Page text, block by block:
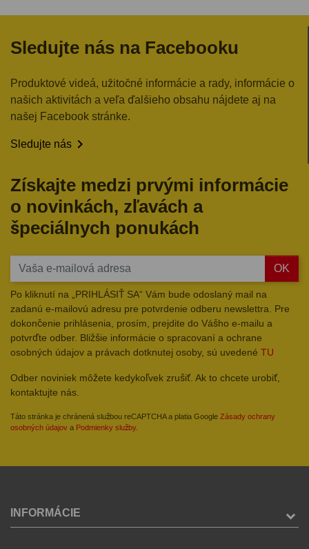
Sledujte nás na Facebooku
Produktové videá, užitočné informácie a rady, informácie o
našich aktivitách a veľa ďalšieho obsahu nájdete aj na
našej Facebook stránke.
Sledujte nás 
Získajte medzi prvými informácie
o novinkách, zľavách a
špeciálnych ponukách
OK
Po kliknutí na „PRIHLÁSIŤ SA“ Vám bude odoslaný mail na
zadanú e-mailovú adresu pre potvrdenie odberu newslettra. Pre
dokončenie prihlásenia, prosím, prejdite do Vášho e-mailu a
potvrďte odber. Bližšie informácie o spracovaní a ochrane
osobných údajov a právach dotknutej osoby, sú uvedené TU
Odber noviniek môžete kedykoľvek zrušiť. Ak to chcete urobiť,
kontaktujte nás.
Táto stránka je chránená službou reCAPTCHA a platia Google Zásady ochrany
osobných údajov a Podmienky služby.
INFORMÁCIE